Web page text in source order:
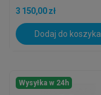
3 150,00 zł
Dodaj do koszyka
Wysyłka w 24h